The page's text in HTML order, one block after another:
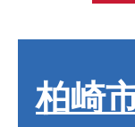
柏崎